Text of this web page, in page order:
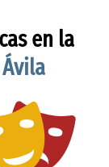
en la